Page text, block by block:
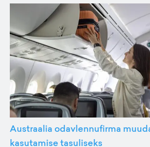
Austraalia odavlennufirma
kasutamise tasuliseks